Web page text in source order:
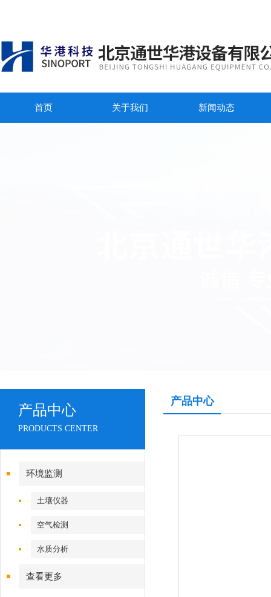
首页 关于我们 新闻动态
产品中心
PRODUCTS CENTER
环境监测
土壤仪器
空气检测
水质分析
查看更多
产品中心